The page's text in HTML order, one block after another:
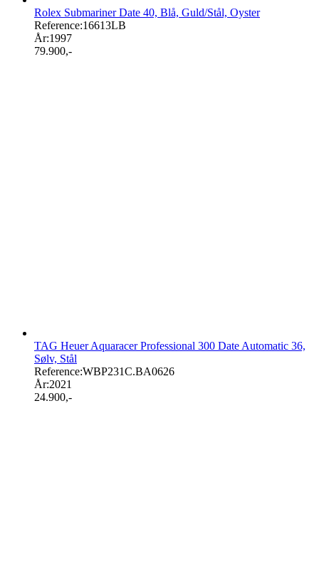
Rolex Submariner Date 40, Blå, Guld/Stål, Oyster
Reference:16613LB
År:1997
79.900,-
TAG Heuer Aquaracer Professional 300 Date Automatic 36,
Sølv, Stål
Reference:WBP231C.BA0626
År:2021
24.900,-